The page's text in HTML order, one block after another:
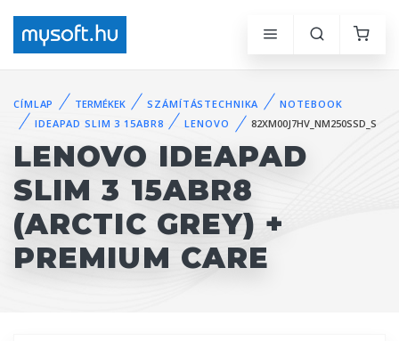
CÍMLAP TERMÉKEK SZÁMÍTÁSTECHNIKA
NOTEBOOK
IDEAPAD SLIM 3 15ABR8
LENOVO 82XM00J7HV_NM250SSD_S
LENOVO IDEAPAD
SLIM 3 15ABR8
(ARCTIC GREY) +
PREMIUM CARE